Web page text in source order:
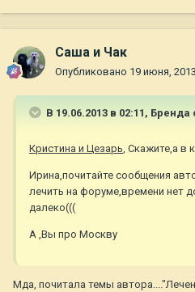
Саша и Чак
Опубликовано 19 июня, 2013
В 19.06.2013 в 02:11, Бренда
Кристина и Цезарь, Скажите,а в
Ирина,почитайте сообщения
лечить на форуме,времени нет
далеко(((
А ,Вы про Москву
Мда, почитала темы